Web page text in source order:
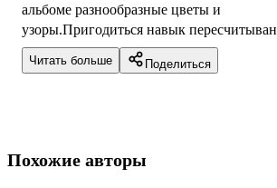
альбоме разнообразные цветы и
узоры.Пригодиться навык
клеток (по прямой и диагонали
).Ориентирование в...
Читать больше Поделиться
Похожие авторы